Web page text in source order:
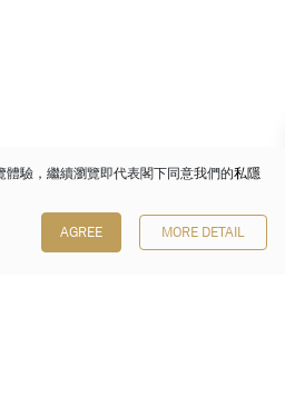
驗，繼續瀏覽即代表閣下同意我們的私隱
AGREE MORE DETAIL